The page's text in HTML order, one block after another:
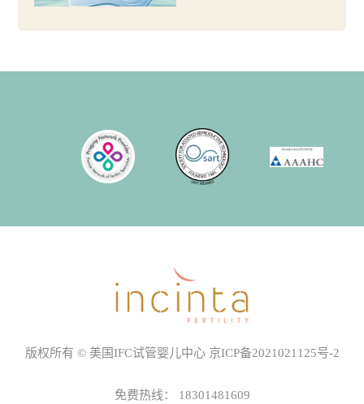
版权所有 © 美国IFC试管婴儿中心 京ICP备2021021125号-2
免费热线： 18301481609